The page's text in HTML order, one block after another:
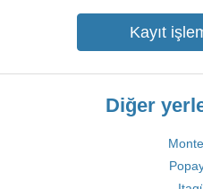
Kayıt
Diğer